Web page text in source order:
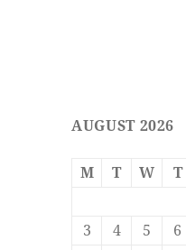
AUGUST 2026
M T W T
3
4 5 6